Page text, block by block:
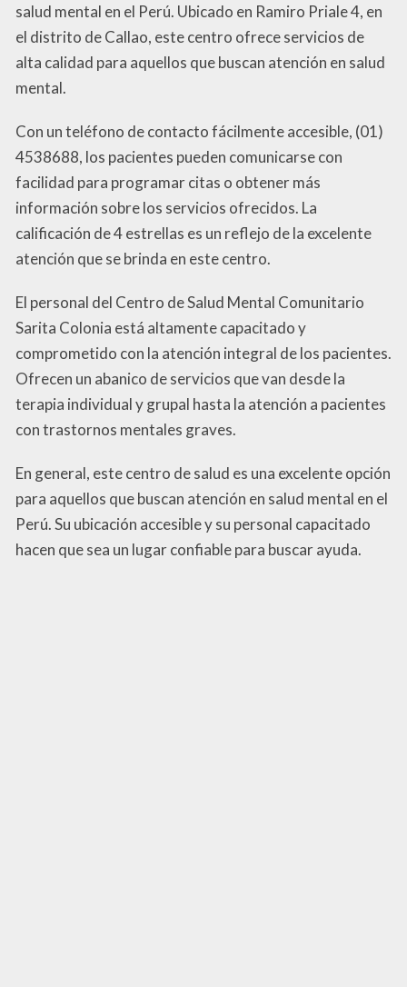
salud mental en el Perú. Ubicado en Ramiro Priale 4, en
el distrito de Callao, este centro ofrece servicios de
alta calidad para aquellos que buscan atención en salud
mental.
Con un teléfono de contacto fácilmente accesible, (01)
4538688, los pacientes pueden comunicarse con
facilidad para programar citas o obtener más
información sobre los servicios ofrecidos. La
calificación de 4 estrellas es un reflejo de la excelente
atención que se brinda en este centro.
El personal del Centro de Salud Mental Comunitario
Sarita Colonia está altamente capacitado y
comprometido con la atención integral de los pacientes.
Ofrecen un abanico de servicios que van desde la
terapia individual y grupal hasta la atención a pacientes
con trastornos mentales graves.
En general, este centro de salud es una excelente opción
para aquellos que buscan atención en salud mental en el
Perú. Su ubicación accesible y su personal capacitado
hacen que sea un lugar confiable para buscar ayuda.